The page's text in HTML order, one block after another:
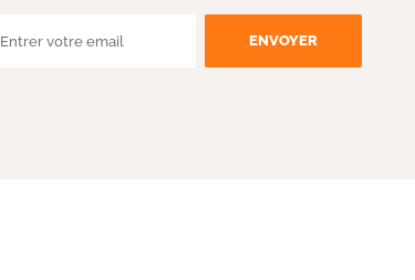
ENVOYER